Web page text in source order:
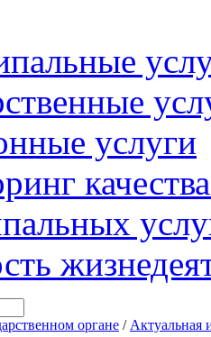
услуги
органе / Актуальная